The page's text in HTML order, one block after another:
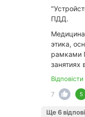
ПДД.
этика,
рамками
занятиях
Відповісти
7
5
Ще 6